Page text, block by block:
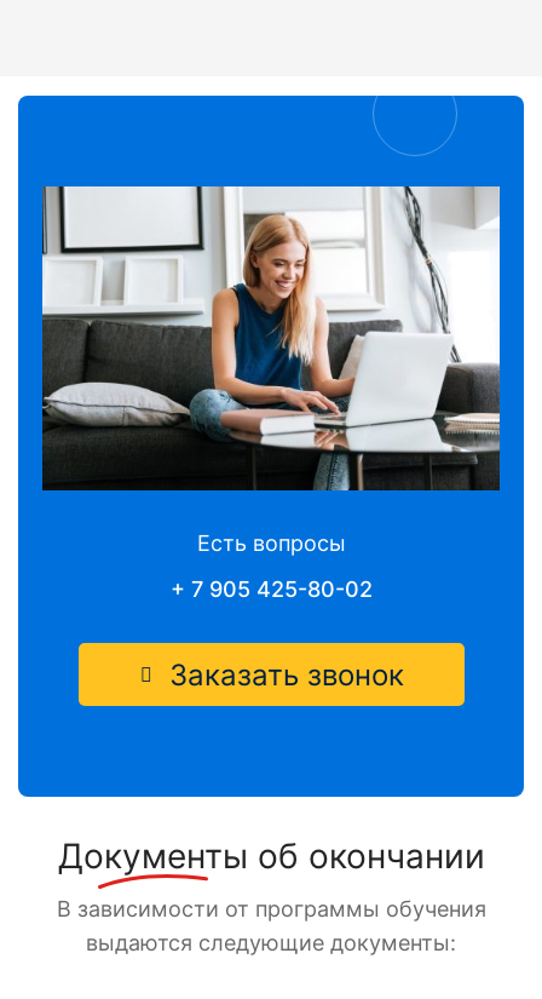
Есть вопросы
+ 7 905 425-80-02
Заказать звонок
Документы об окончании
В зависимости от программы обучения
выдаются следующие документы: